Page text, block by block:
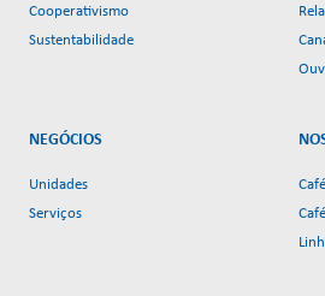
Cooperativismo
Sustentabilidade
NEGÓCIOS
Unidades
Serviços